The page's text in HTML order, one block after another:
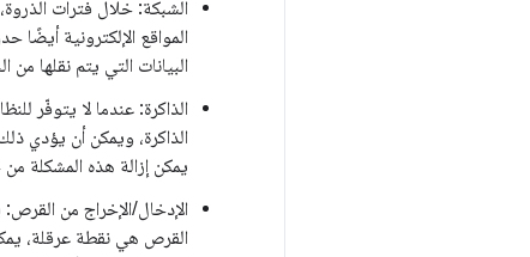
الشبكة: خلال فترات
المواقع الإلكترونية
البيانات التي يتم نقلها من
الذاكرة: عندما لا يتوفّر
الذاكرة، ويمكن أن يؤدي
يمكن إزالة هذه المشكلة
الإدخال/الإخراج من
القرص هي نقطة عرقلة،